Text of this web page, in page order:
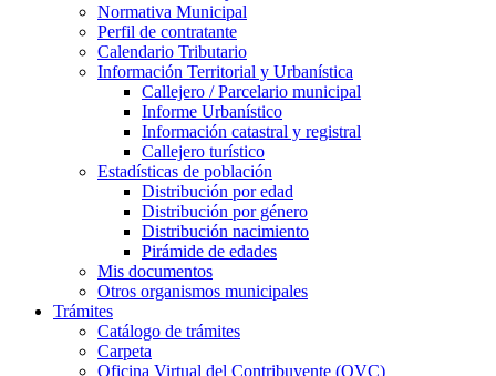
Normativa Municipal
Perfil de contratante
Calendario Tributario
Información Territorial y Urbanística
Callejero / Parcelario municipal
Informe Urbanístico
Información catastral y registral
Callejero turístico
Estadísticas de población
Distribución por edad
Distribución por género
Distribución nacimiento
Pirámide de edades
Mis documentos
Otros organismos municipales
Trámites
Catálogo de trámites
Carpeta
Oficina Virtual del Contribuyente (OVC)